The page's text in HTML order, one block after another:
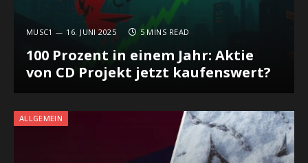
MUSC1 16. JUNI 2025 5 MINS READ
100 Prozent in einem Jahr: Aktie
von CD Projekt jetzt kaufenswert?
ALLGEMEIN